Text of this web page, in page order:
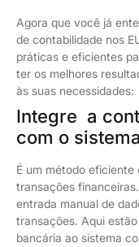
Agora que você já
de contabilidade nos
práticas e eficientes
ter os melhores
às suas necessidades:
Integre a
com o
É um método
transações
entrada manual de
transações. Aqui
bancária ao sistema